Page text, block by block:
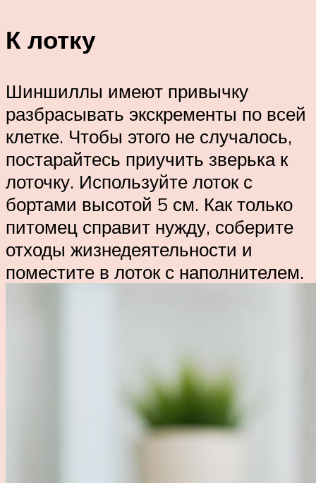
К лотку
Шиншиллы имеют привычку
разбрасывать экскременты по всей
клетке. Чтобы этого не случалось,
постарайтесь приучить зверька к
лоточку. Используйте лоток с
бортами высотой 5 см. Как только
питомец справит нужду, соберите
отходы жизнедеятельности и
поместите в лоток с наполнителем.